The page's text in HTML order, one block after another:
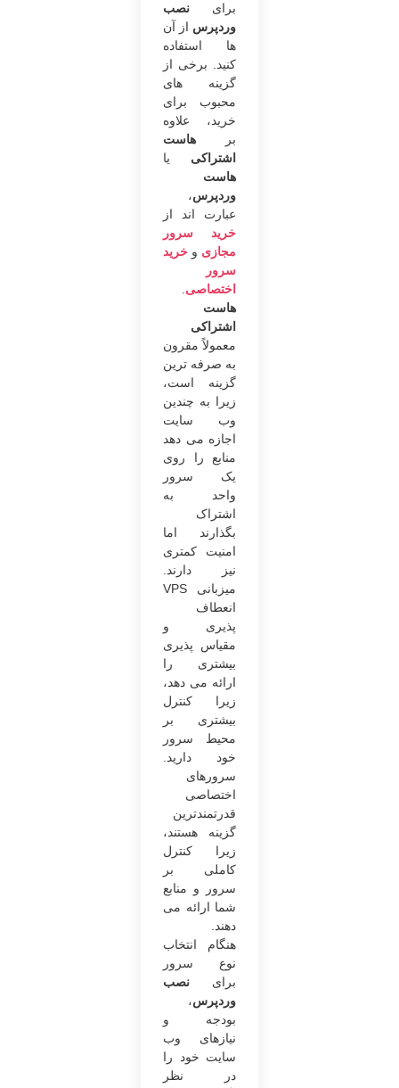
برای نصب
وردپرس از آن
ها استفاده
کنید. برخی از
گزینه های
محبوب برای
خرید، علاوه
بر هاست
اشتراکی یا
هاست
وردپرس،
عبارت اند از
خرید سرور
مجازی و خرید
سرور
اختصاصی
هاست
اشتراکی
معمولاً مقرون
به صرفه ترین
گزینه است،
زیرا به چندین
وب سایت
اجازه می دهد
منابع را روی
یک سرور
واحد به
اشتراک
بگذارند اما
امنیت کمتری
نیز دارند.
میزبانی VPS
انعطاف
پذیری و
مقیاس پذیری
بیشتری را
ارائه می دهد،
زیرا کنترل
بیشتری بر
محیط سرور
خود دارید.
سرورهای
اختصاصی
قدرتمندترین
گزینه هستند،
زیرا کنترل
کاملی بر
سرور و منابع
شما ارائه می
دهند.
هنگام انتخاب
نوع سرور
برای نصب
وردپرس،
بودجه و
نیازهای وب
سایت خود را
در نظر